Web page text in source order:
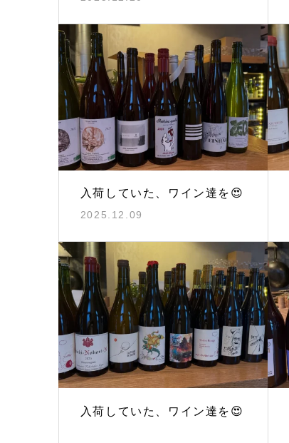
入荷していた、ワイン達を😍
2025.12.09
入荷していた、ワイン達を😍